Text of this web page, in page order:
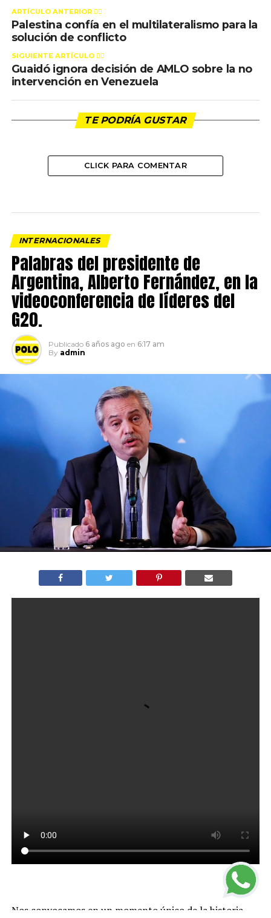
ARTÍCULO ANTERIOR 👉🏻
Palestina confía en el multilateralismo para la
solución de conflicto
SIGUIENTE ARTÍCULO 👈🏻
Guaidó ignora decisión de AMLO sobre la no
intervención en Venezuela
TE PODRÍA GUSTAR
CLICK PARA COMENTAR
INTERNACIONALES
Palabras del presidente de
Argentina, Alberto Fernández, en la
videoconferencia de líderes del
G20.
Publicado 6 años ago en 6:17 am
By admin
Nos convocamos en un momento único de la historia